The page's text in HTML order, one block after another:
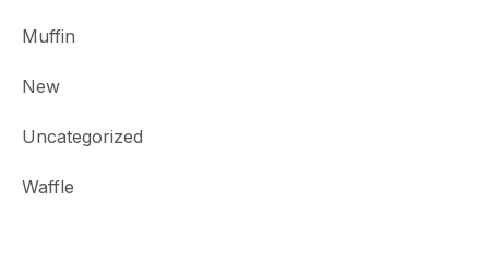
Muffin
New
Uncategorized
Waffle